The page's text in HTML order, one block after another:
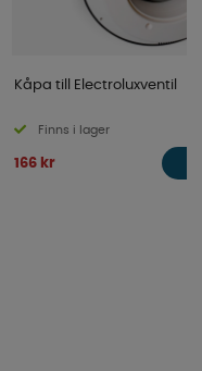
Kåpa till Electroluxventil
Finns i lager
166 kr